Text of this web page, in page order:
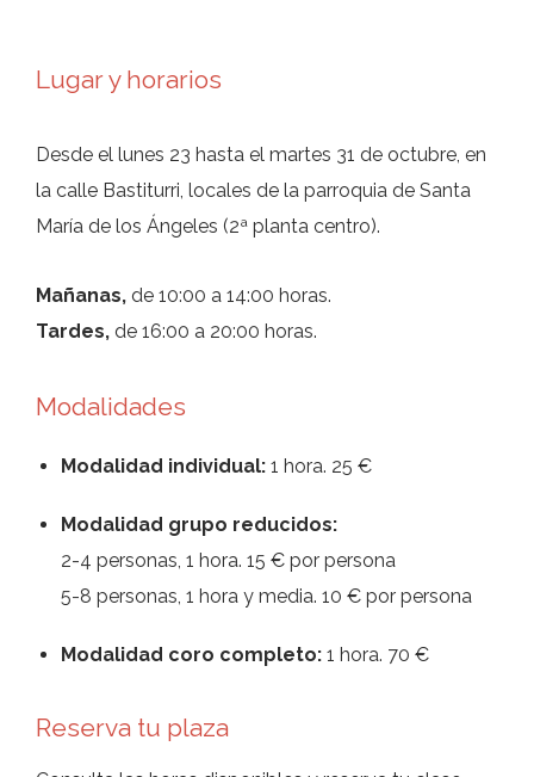
Lugar y horarios
Desde el lunes 23 hasta el martes 31 de octubre, en
la calle Bastiturri, locales de la parroquia de Santa
María de los Ángeles (2ª planta centro).
Mañanas, de 10:00 a 14:00 horas.
Tardes, de 16:00 a 20:00 horas.
Modalidades
Modalidad individual:1 hora. 25 €
Modalidad grupo reducidos:
2-4 personas, 1 hora. 15 € por persona
5-8 personas, 1 hora y media. 10 € por persona
Modalidad coro completo:1 hora. 70 €
Reserva tu plaza